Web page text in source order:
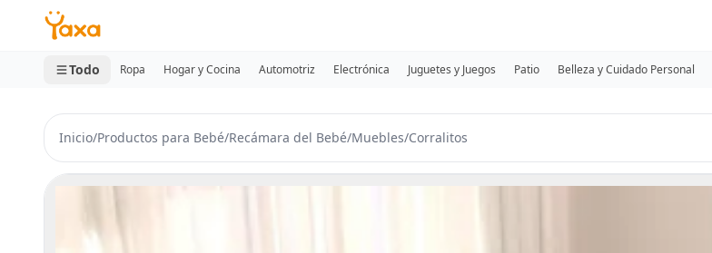
MINI CARRITO
0 productos
Todo Ropa Hogar y Cocina Automotriz Electrónica Juguetes y Juegos Patio Belleza y Cuidado Personal
Inicio/Productos para Bebé/Recámara del Bebé/Muebles/Corralitos